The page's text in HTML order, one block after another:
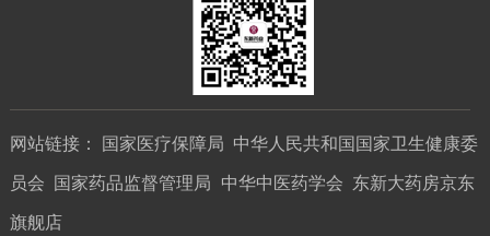
网站链接： 国家医疗保障局 中华人民共和国国家卫生健康委
员会 国家药品监督管理局 中华中医药学会 东新大药房京东
旗舰店